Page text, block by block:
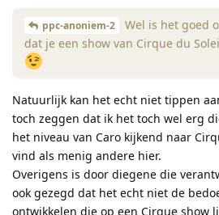
ppc-anoniem-2
Wel is het goed
dat je een show van Cirque du
Natuurlijk kan het echt niet tippen
toch zeggen dat ik het toch wel erg
het niveau van Caro kijkend naar
vind als menig andere hier.
Overigens is door diegene die
ook gezegd dat het echt niet de
ontwikkelen die op een Cirque show